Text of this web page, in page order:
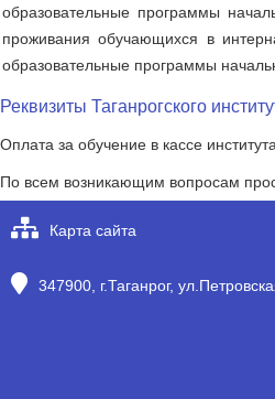
образовательные программы
проживания обучающихся в
образовательные программы
Реквизиты Таганрогского
Оплата за обучение в кассе
По всем возникающим вопросам
Карта сайта
347900, г.Таганрог,